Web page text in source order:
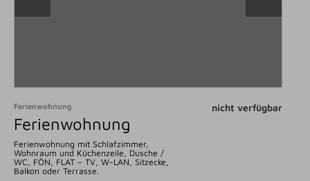
Ferienwohnung
Ferienwohnung
Ferienwohnung mit Schlafzimmer,
Wohnraum und Küchenzeile, Dusche /
WC, FÖN, FLAT – TV, W-LAN, Sitzecke,
Balkon oder Terrasse.
nicht verfügbar